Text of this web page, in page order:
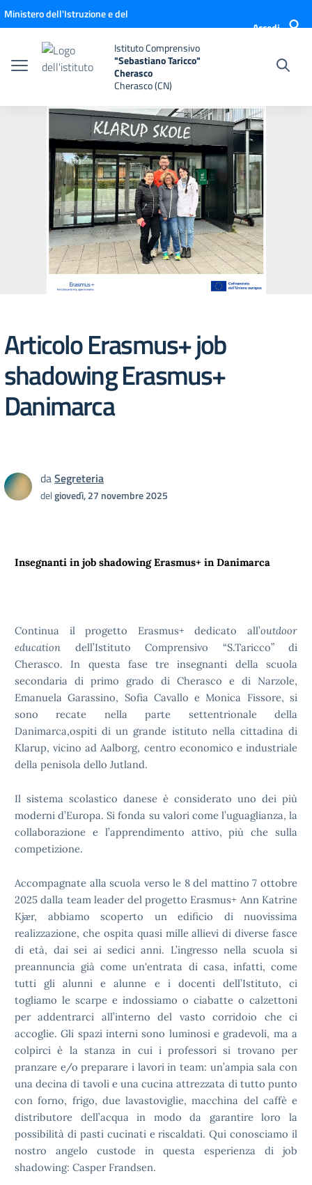
Vai ai contenuti
Vai al menu di navigazione
Vai al footer
Ministero dell'Istruzione e del
Accedi
Istituto Comprensivo
"Sebastiano Taricco"
Cherasco
Cherasco (CN)
Articolo Erasmus+ job
shadowing Erasmus+
Danimarca
daSegreteria
delgiovedì, 27 novembre 2025
Insegnanti in job shadowing Erasmus+ in Danimarca
Continua il progetto Erasmus+ dedicato all’outdoor
education dell’Istituto Comprensivo “S.Taricco” di
Cherasco. In questa fase tre insegnanti della scuola
secondaria di primo grado di Cherasco e di Narzole,
Emanuela Garassino, Sofia Cavallo e Monica Fissore, si
sono recate nella parte settentrionale della
Danimarca,ospiti di un grande istituto nella cittadina di
Klarup, vicino ad Aalborg, centro economico e industriale
della penisola dello Jutland.
Il sistema scolastico danese è considerato uno dei più
moderni d’Europa. Si fonda su valori come l’uguaglianza, la
collaborazione e l’apprendimento attivo, più che sulla
competizione.
Accompagnate alla scuola verso le 8 del mattino 7 ottobre
2025 dalla team leader del progetto Erasmus+ Ann Katrine
Kjᴂr, abbiamo scoperto un edificio di nuovissima
realizzazione, che ospita quasi mille allievi di diverse fasce
di età, dai sei ai sedici anni. L’ingresso nella scuola si
preannuncia già come un'entrata di casa, infatti, come
tutti gli alunni e alunne e i docenti dell’Istituto, ci
togliamo le scarpe e indossiamo o ciabatte o calzettoni
per addentrarci all’interno del vasto corridoio che ci
accoglie. Gli spazi interni sono luminosi e gradevoli, ma a
colpirci è la stanza in cui i professori si trovano per
pranzare e/o preparare i lavori in team: un’ampia sala con
una decina di tavoli e una cucina attrezzata di tutto punto
con forno, frigo, due lavastoviglie, macchina del caffè e
distributore dell’acqua in modo da garantire loro la
possibilità di pasti cucinati e riscaldati. Qui conosciamo il
nostro angelo custode in questa esperienza di job
shadowing: Casper Frandsen.